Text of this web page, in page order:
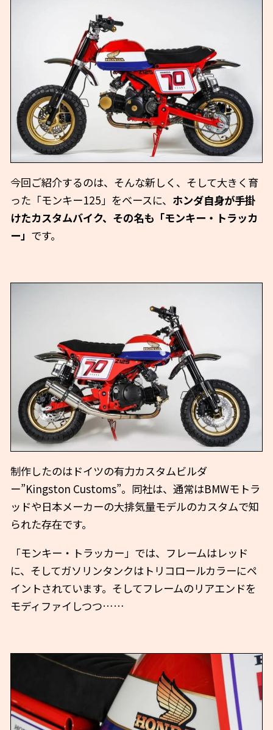
今回ご紹介するのは、そんな新しく、そして大きく育
った「モンキー125」をベースに、 ホンダ自身が手掛
けたカスタムバイク、その名も「モンキー・トラッカ
ー」 です。
制作したのはドイツの有力カスタムビルダ
ー”Kingston Customs”。同社は、通常はBMWモトラ
ッドや日本メーカーの大排気量モデルのカスタムで知
られた存在です。
「モンキー・トラッカー」では、フレームはレッド
に、そしてガソリンタンクはトリコロールカラーにペ
イントされています。そしてフレームのリアエンドを
モディファイしつつ……